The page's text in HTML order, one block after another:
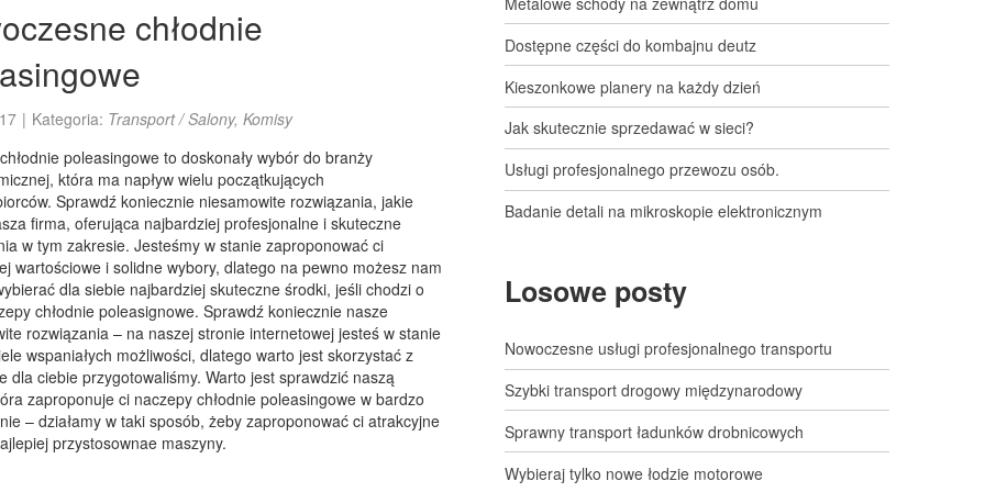
chłodnie
| Kategoria: Transport / Salony, Komisy
poleasingowe to doskonały wybór do branży
która ma napływ wielu początkujących
Sprawdź koniecznie niesamowite rozwiązania, jakie
firma, oferująca najbardziej profesjonalne i skuteczne
w tym zakresie. Jesteśmy w stanie zaproponować ci
wartościowe i solidne wybory, dlatego na pewno możesz nam
dla siebie najbardziej skuteczne środki, jeśli chodzi o
chłodnie poleasignowe. Sprawdź koniecznie nasze
rozwiązania – na naszej stronie internetowej jesteś w stanie
wspaniałych możliwości, dlatego warto jest skorzystać z
dla ciebie przygotowaliśmy. Warto jest sprawdzić naszą
zaproponuje ci naczepy chłodnie poleasingowe w bardzo
– działamy w taki sposób, żeby zaproponować ci atrakcyjne
przystosownae maszyny.
Dostępne części do kombajnu deutz
Kieszonkowe planery na każdy dzień
Jak skutecznie sprzedawać w sieci?
Usługi profesjonalnego przewozu osób.
Badanie detali na mikroskopie elektronicznym
Losowe posty
Nowoczesne usługi profesjonalnego transportu
Szybki transport drogowy międzynarodowy
Sprawny transport ładunków drobnicowych
Wybieraj tylko nowe łodzie motorowe